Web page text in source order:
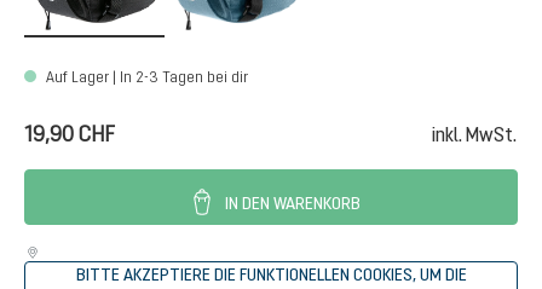
Auf Lager | In 2-3 Tagen bei dir
19,90 CHF inkl. MwSt.
IN DEN WARENKORB
BITTE AKZEPTIERE DIE FUNKTIONELLEN COOKIES, UM DIE